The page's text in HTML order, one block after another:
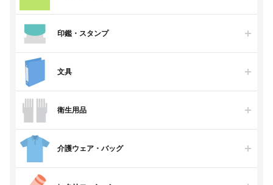
印鑑・スタンプ
文具
衛生用品
介護ウェア・バッグ